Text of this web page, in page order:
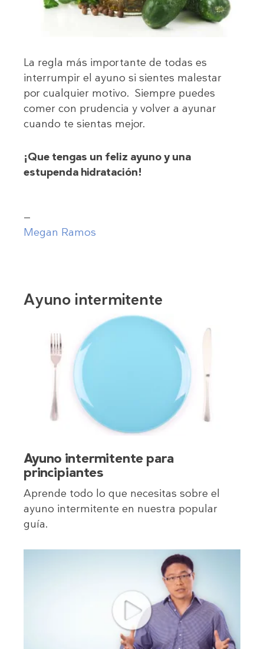
La regla más importante de todas es
interrumpir el ayuno si sientes malestar
por cualquier motivo. Siempre puedes
comer con prudencia y volver a ayunar
cuando te sientas mejor.
¡Que tengas un feliz ayuno y una
estupenda hidratación!
—
Megan Ramos
Ayuno intermitente
Ayuno intermitente para
principiantes
Aprende todo lo que necesitas sobre el
ayuno intermitente en nuestra popular
guía.